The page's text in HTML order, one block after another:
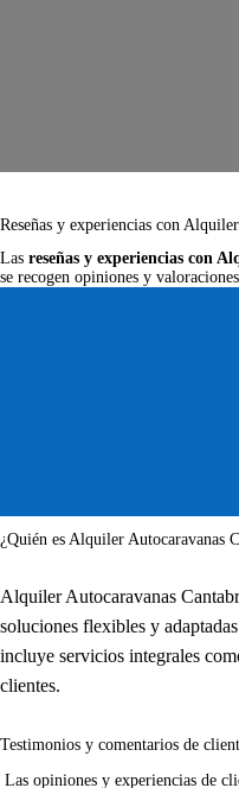
Reseñas y experiencias con
Las reseñas y experiencias con
se recogen opiniones y
¿Quién es Alquiler Autocaravanas
Alquiler Autocaravanas
soluciones flexibles y
incluye servicios integrales
clientes.
Testimonios y comentarios de